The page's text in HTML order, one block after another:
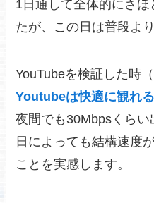
1日通して全体的にさ
たが、この日は普段よ
YouTubeを検証した時
Youtubeは快適に観れ
夜間でも30Mbpsくら
日によっても結構速度
ことを実感します。